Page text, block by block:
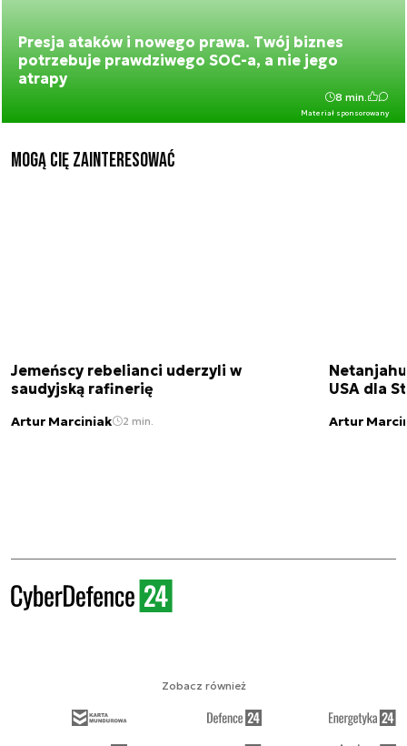
Presja ataków i nowego prawa. Twój biznes
potrzebuje prawdziwego SOC-a, a nie jego
atrapy
Materiał sponsorowany
8 min.
Mogą Cię zainteresować
Jemeńscy rebelianci uderzyli w
saudyjską rafinerię
Artur Marciniak 2 min.
USA dla
Artur
Zobacz również